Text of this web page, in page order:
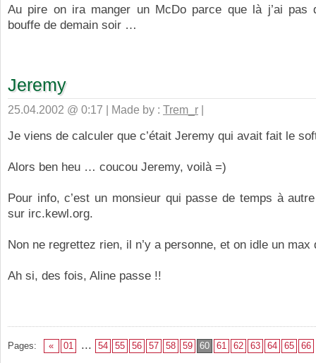
Au pire on ira manger un McDo parce que là j’ai pas
bouffe de demain soir …
Jeremy
25.04.2002 @ 0:17 | Made by : Trem_r |
Je viens de calculer que c’était Jeremy qui avait fait le
Alors ben heu … coucou Jeremy, voilà =)
Pour info, c’est un monsieur qui passe de temps à
sur irc.kewl.org.
Non ne regrettez rien, il n’y a personne, et on idle un max
Ah si, des fois, Aline passe !!
Pages: « 01 ... 54 55 56 57 58 59 60 61 62 63 64 65 66